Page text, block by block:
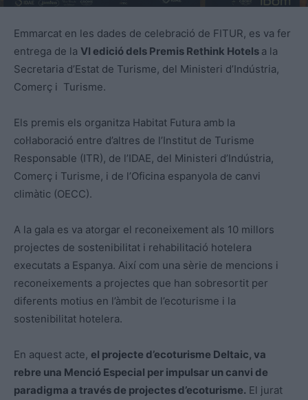
Emmarcat en les dades de celebració de FITUR, es va fer
entrega de la VI edició dels Premis Rethink Hotels a la
Secretaria d’Estat de Turisme, del Ministeri d’Indústria,
Comerç i Turisme.
Els premis els organitza Habitat Futura amb la
col·laboració entre d’altres de l’Institut de Turisme
Responsable (ITR), de l’IDAE, del Ministeri d’Indústria,
Comerç i Turisme, i de l’Oficina espanyola de canvi
climàtic (OECC).
A la gala es va atorgar el reconeixement als 10 millors
projectes de sostenibilitat i rehabilitació hotelera
executats a Espanya. Així com una sèrie de mencions i
reconeixements a projectes que han sobresortit per
diferents motius en l’àmbit de l’ecoturisme i la
sostenibilitat hotelera.
En aquest acte, el projecte d’ecoturisme Deltaic, va
rebre una Menció Especial per impulsar un canvi de
paradigma a través de projectes d’ecoturisme. El jurat